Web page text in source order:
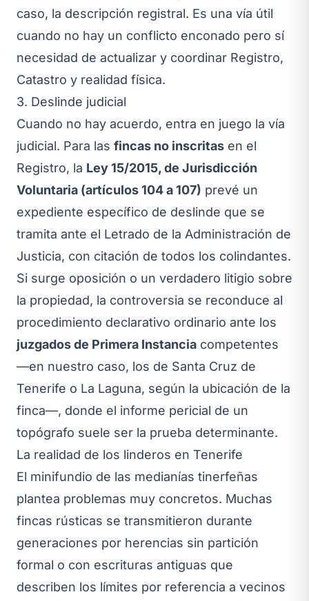
caso, la descripción registral. Es una vía útil
cuando no hay un conflicto enconado pero sí
necesidad de actualizar y coordinar Registro,
Catastro y realidad física.
3. Deslinde judicial
Cuando no hay acuerdo, entra en juego la vía
judicial. Para las fincas no inscritas en el
Registro, la Ley 15/2015, de Jurisdicción
Voluntaria (artículos 104 a 107) prevé un
expediente específico de deslinde que se
tramita ante el Letrado de la Administración de
Justicia, con citación de todos los colindantes.
Si surge oposición o un verdadero litigio sobre
la propiedad, la controversia se reconduce al
procedimiento declarativo ordinario ante los
juzgados de Primera Instancia competentes
—en nuestro caso, los de Santa Cruz de
Tenerife o La Laguna, según la ubicación de la
finca—, donde el informe pericial de un
topógrafo suele ser la prueba determinante.
La realidad de los linderos en Tenerife
El minifundio de las medianías tinerfeñas
plantea problemas muy concretos. Muchas
fincas rústicas se transmitieron durante
generaciones por herencias sin partición
formal o con escrituras antiguas que
describen los límites por referencia a vecinos